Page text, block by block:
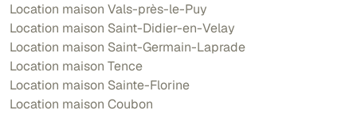
Location maison Vals-près-le-Puy
Location maison Saint-Didier-en-Velay
Location maison Saint-Germain-Laprade
Location maison Tence
Location maison Sainte-Florine
Location maison Coubon